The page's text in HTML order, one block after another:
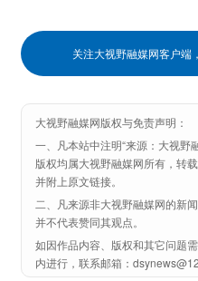
关注大视野融媒网客户端
大视野融媒网版权与免责声明：
一、凡本站中注明“来源：大视野
版权均属大视野融媒网所有，转
并附上原文链接。
二、凡来源非大视野融媒网的新
并不代表赞同其观点。
如因作品内容、版权和其它问题
内进行，联系邮箱：